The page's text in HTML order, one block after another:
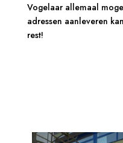
Vogelaar allemaal
adressen aanleveren
rest!